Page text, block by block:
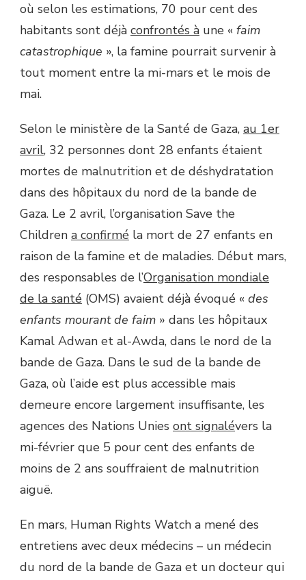
où selon les estimations, 70 pour cent des
habitants sont déjà confrontés à une « faim
catastrophique », la famine pourrait survenir à
tout moment entre la mi-mars et le mois de
mai.
Selon le ministère de la Santé de Gaza, au 1er
avril, 32 personnes dont 28 enfants étaient
mortes de malnutrition et de déshydratation
dans des hôpitaux du nord de la bande de
Gaza. Le 2 avril, l’organisation Save the
Children a confirmé la mort de 27 enfants en
raison de la famine et de maladies. Début mars,
des responsables de l’Organisation mondiale
de la santé (OMS) avaient déjà évoqué « des
enfants mourant de faim » dans les hôpitaux
Kamal Adwan et al-Awda, dans le nord de la
bande de Gaza. Dans le sud de la bande de
Gaza, où l’aide est plus accessible mais
demeure encore largement insuffisante, les
agences des Nations Unies ont signalévers la
mi-février que 5 pour cent des enfants de
moins de 2 ans souffraient de malnutrition
aiguë.
En mars, Human Rights Watch a mené des
entretiens avec deux médecins – un médecin
du nord de la bande de Gaza et un docteur qui